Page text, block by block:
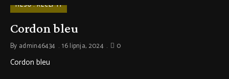
MESO RECEPTI
Cordon bleu
By admin46434 16 lipnja, 2024 0
Cordon bleu